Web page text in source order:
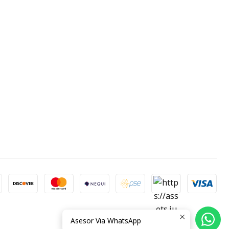
Asesor Via WhatsApp